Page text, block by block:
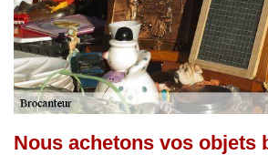
Nous achetons vos objets